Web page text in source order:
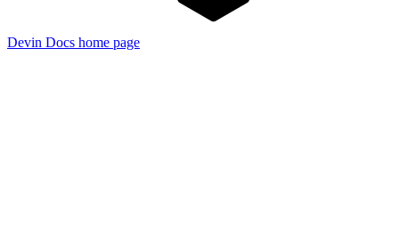
Devin Docs home page